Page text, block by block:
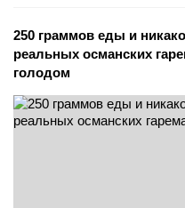
250 граммов еды и
реальных османских
голодом